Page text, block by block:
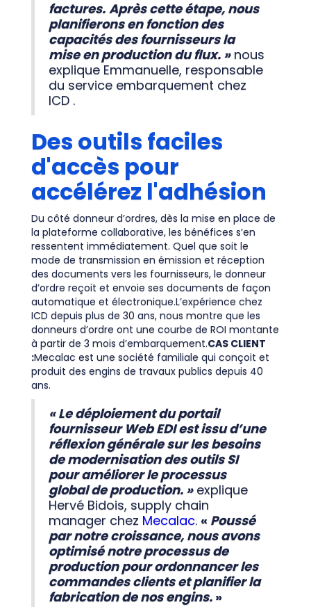
factures. Après cette étape, nous
planifierons en fonction des
capacités des fournisseurs la
mise en production du flux. »nous
explique Emmanuelle, responsable
du service embarquement chez
ICD .
Des outils faciles
d'accès pour
accélérez l'adhésion
Du côté donneur d’ordres, dès la mise en place de
la plateforme collaborative, les bénéfices s’en
ressentent immédiatement. Quel que soit le
mode de transmission en émission et réception
des documents vers les fournisseurs, le donneur
d’ordre reçoit et envoie ses documents de façon
automatique et électronique.L’expérience chez
ICD depuis plus de 30 ans, nous montre que les
donneurs d’ordre ont une courbe de ROI montante
à partir de 3 mois d’embarquement.CAS CLIENT
:Mecalac est une société familiale qui conçoit et
produit des engins de travaux publics depuis 40
ans.
« Le déploiement du portail
fournisseur Web EDI est issu d’une
réflexion générale sur les besoins
de modernisation des outils SI
pour améliorer le processus
global de production. » explique
Hervé Bidois, supply chain
manager chez Mecalac. « Poussé
par notre croissance, nous avons
optimisé notre processus de
production pour ordonnancer les
commandes clients et planifier la
fabrication de nos engins.»